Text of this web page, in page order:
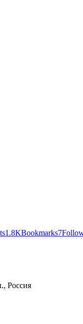
1.8KBookmarks7
Россия